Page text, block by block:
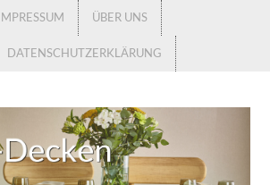
IMPRESSUM ÜBER UNS
DATENSCHUTZERKLÄRUNG